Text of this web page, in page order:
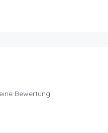
Bewertung